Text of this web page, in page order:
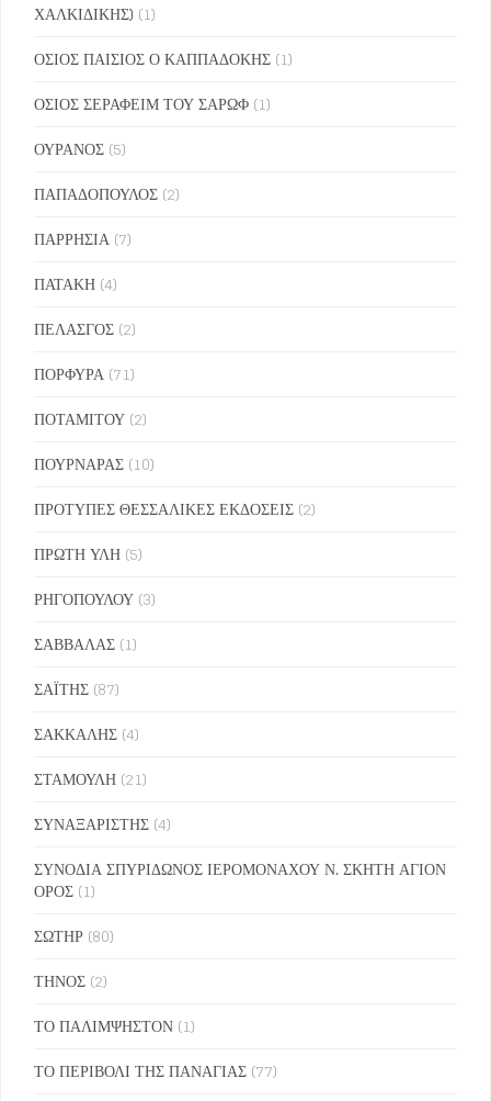
ΧΑΛΚΙΔΙΚΗΣ) (1)
ΟΣΙΟΣ ΠΑΙΣΙΟΣ Ο ΚΑΠΠΑΔΟΚΗΣ (1)
ΟΣΙΟΣ ΣΕΡΑΦΕΙΜ ΤΟΥ ΣΑΡΩΦ (1)
ΟΥΡΑΝΟΣ (5)
ΠΑΠΑΔΟΠΟΥΛΟΣ (2)
ΠΑΡΡΗΣΙΑ (7)
ΠΑΤΑΚΗ (4)
ΠΕΛΑΣΓΟΣ (2)
ΠΟΡΦΥΡΑ (71)
ΠΟΤΑΜΙΤΟΥ (2)
ΠΟΥΡΝΑΡΑΣ (10)
ΠΡΟΤΥΠΕΣ ΘΕΣΣΑΛΙΚΕΣ ΕΚΔΟΣΕΙΣ (2)
ΠΡΩΤΗ ΥΛΗ (5)
ΡΗΓΟΠΟΥΛΟΥ (3)
ΣΑΒΒΑΛΑΣ (1)
ΣΑΪΤΗΣ (87)
ΣΑΚΚΑΛΗΣ (4)
ΣΤΑΜΟΥΛΗ (21)
ΣΥΝΑΞΑΡΙΣΤΗΣ (4)
ΣΥΝΟΔΙΑ ΣΠΥΡΙΔΩΝΟΣ ΙΕΡΟΜΟΝΑΧΟΥ Ν. ΣΚΗΤΗ ΑΓΙΟΝ
ΟΡΟΣ (1)
ΣΩΤΗΡ (80)
ΤΗΝΟΣ (2)
ΤΟ ΠΑΛΙΜΨΗΣΤΟΝ (1)
ΤΟ ΠΕΡΙΒΟΛΙ ΤΗΣ ΠΑΝΑΓΙΑΣ (77)